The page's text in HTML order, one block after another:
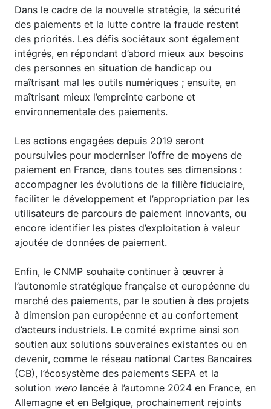
Dans le cadre de la nouvelle stratégie, la sécurité
des paiements et la lutte contre la fraude restent
des priorités. Les défis sociétaux sont également
intégrés, en répondant d’abord mieux aux besoins
des personnes en situation de handicap ou
maîtrisant mal les outils numériques ; ensuite, en
maîtrisant mieux l’empreinte carbone et
environnementale des paiements.
Les actions engagées depuis 2019 seront
poursuivies pour moderniser l’offre de moyens de
paiement en France, dans toutes ses dimensions :
accompagner les évolutions de la filière fiduciaire,
faciliter le développement et l’appropriation par les
utilisateurs de parcours de paiement innovants, ou
encore identifier les pistes d’exploitation à valeur
ajoutée de données de paiement.
Enfin, le CNMP souhaite continuer à œuvrer à
l’autonomie stratégique française et européenne du
marché des paiements, par le soutien à des projets
à dimension pan européenne et au confortement
d’acteurs industriels. Le comité exprime ainsi son
soutien aux solutions souveraines existantes ou en
devenir, comme le réseau national Cartes Bancaires
(CB), l’écosystème des paiements SEPA et la
solution wero lancée à l’automne 2024 en France, en
Allemagne et en Belgique, prochainement rejoints